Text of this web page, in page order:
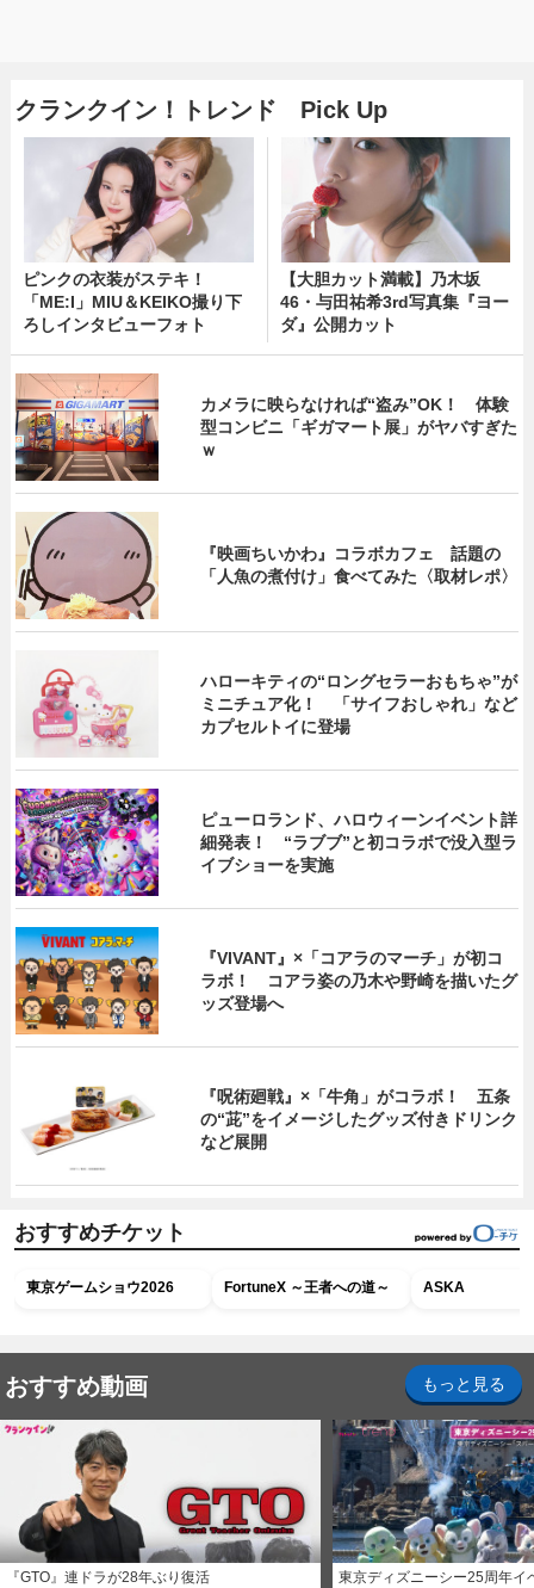
クランクイン！トレンド Pick Up
ピンクの衣装がステキ！
「ME:I」MIU＆KEIKO撮り下
ろしインタビューフォト
【大胆カット満載】乃木坂
46・与田祐希3rd写真集『ヨー
ダ』公開カット
カメラに映らなければ“盗み”OK！ 体験
型コンビニ「ギガマート展」がヤバすぎた
ｗ
『映画ちいかわ』コラボカフェ 話題の
「人魚の煮付け」食べてみた〈取材レポ〉
ハローキティの“ロングセラーおもちゃ”が
ミニチュア化！ 「サイフおしゃれ」など
カプセルトイに登場
ピューロランド、ハロウィーンイベント詳
細発表！ “ラブブ”と初コラボで没入型ラ
イブショーを実施
『VIVANT』×「コアラのマーチ」が初コ
ラボ！ コアラ姿の乃木や野崎を描いたグ
ッズ登場へ
『呪術廻戦』×「牛角」がコラボ！ 五条
の“茈”をイメージしたグッズ付きドリンク
など展開
おすすめチケット
東京ゲームショウ2026 FortuneX ～王者への道～ ASKA
おすすめ動画 もっと見る
『GTO』連ドラが28年ぶり復活 東京ディズニーシー25周年イ